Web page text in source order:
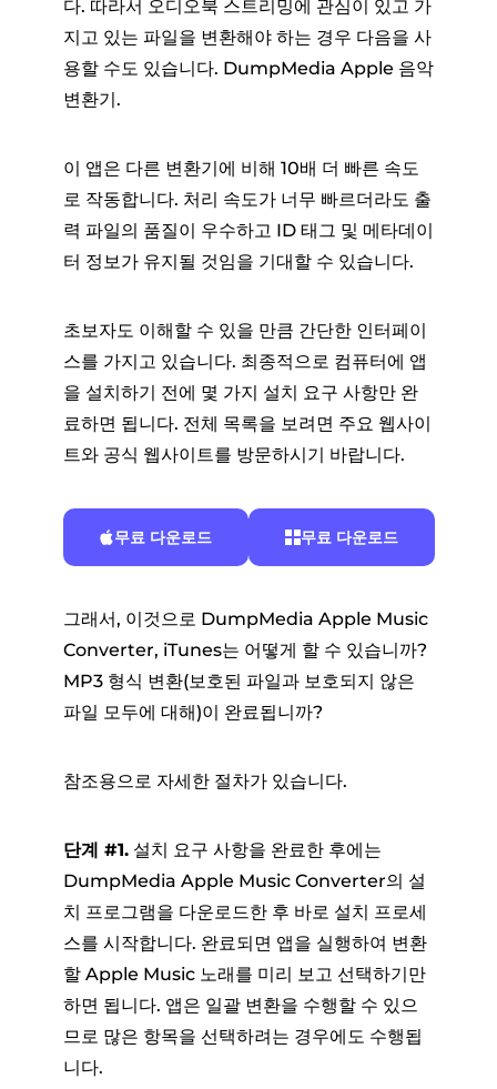
다. 따라서 오디오북 스트리밍에 관심이 있고 가
지고 있는 파일을 변환해야 하는 경우 다음을 사
용할 수도 있습니다. DumpMedia Apple 음악
변환기.
이 앱은 다른 변환기에 비해 10배 더 빠른 속도
로 작동합니다. 처리 속도가 너무 빠르더라도 출
력 파일의 품질이 우수하고 ID 태그 및 메타데이
터 정보가 유지될 것임을 기대할 수 있습니다.
초보자도 이해할 수 있을 만큼 간단한 인터페이
스를 가지고 있습니다. 최종적으로 컴퓨터에 앱
을 설치하기 전에 몇 가지 설치 요구 사항만 완
료하면 됩니다. 전체 목록을 보려면 주요 웹사이
트와 공식 웹사이트를 방문하시기 바랍니다.
무료 다운로드 무료 다운로드
그래서, 이것으로 DumpMedia Apple Music
Converter, iTunes는 어떻게 할 수 있습니까?
MP3 형식 변환(보호된 파일과 보호되지 않은
파일 모두에 대해)이 완료됩니까?
참조용으로 자세한 절차가 있습니다.
단계 #1.설치 요구 사항을 완료한 후에는
DumpMedia Apple Music Converter의 설
치 프로그램을 다운로드한 후 바로 설치 프로세
스를 시작합니다. 완료되면 앱을 실행하여 변환
할 Apple Music 노래를 미리 보고 선택하기만
하면 됩니다. 앱은 일괄 변환을 수행할 수 있으
므로 많은 항목을 선택하려는 경우에도 수행됩
니다.